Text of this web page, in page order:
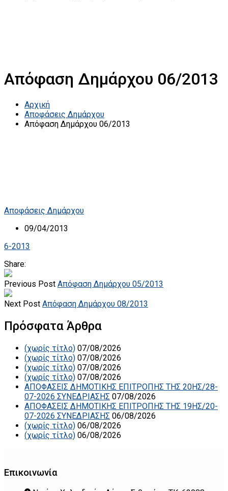
Απόφαση Δημάρχου 06/2013
Αρχική
Αποφάσεις Δημάρχου
Απόφαση Δημάρχου 06/2013
Αποφάσεις Δημάρχου
09/04/2013
6-2013
Share:
Previous Post Απόφαση Δημάρχου 05/2013
Next Post Απόφαση Δημάρχου 08/2013
Πρόσφατα Άρθρα
(χωρίς τίτλο) 07/08/2026
(χωρίς τίτλο) 07/08/2026
(χωρίς τίτλο) 07/08/2026
(χωρίς τίτλο) 07/08/2026
ΑΠΟΦΑΣΕΙΣ ΔΗΜΟΤΙΚΗΣ ΕΠΙΤΡΟΠΗΣ ΤΗΣ 20ΗΣ/28-
07-2026 ΣΥΝΕΔΡΙΑΣΗΣ 07/08/2026
ΑΠΟΦΑΣΕΙΣ ΔΗΜΟΤΙΚΗΣ ΕΠΙΤΡΟΠΗΣ ΤΗΣ 19ΗΣ/20-
07-2026 ΣΥΝΕΔΡΙΑΣΗΣ 06/08/2026
(χωρίς τίτλο) 06/08/2026
(χωρίς τίτλο) 06/08/2026
Επικοινωνία